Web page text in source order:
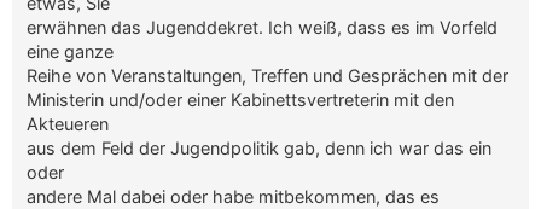
erwähnen das Jugenddekret. Ich weiß, dass es im Vorfeld
eine ganze
Reihe von Veranstaltungen, Treffen und Gesprächen mit der
Ministerin und/oder einer Kabinettsvertreterin mit den
Akteueren
aus dem Feld der Jugendpolitik gab, denn ich war das ein
oder
andere Mal dabei oder habe mitbekommen, das es